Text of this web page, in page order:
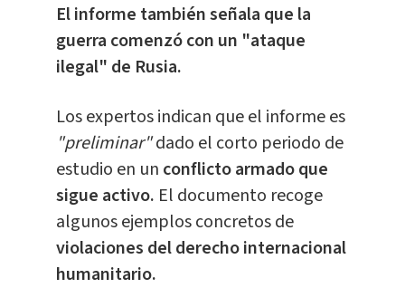
El informe también señala que la
guerra comenzó con un "ataque
ilegal" de Rusia.
Los expertos indican que el informe es
"preliminar"dado el corto periodo de
estudio en un conflicto armado que
sigue activo. El documento recoge
algunos ejemplos concretos de
violaciones del derecho internacional
humanitario.